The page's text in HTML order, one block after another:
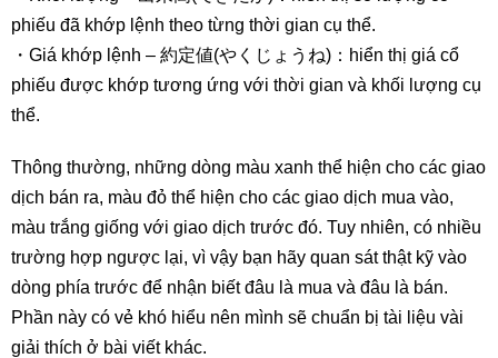
phiếu đã khớp lệnh theo từng thời gian cụ thể.
・Giá khớp lệnh – 約定値(やくじょうね)：hiển thị giá cổ
phiếu được khớp tương ứng với thời gian và khối lượng cụ
thể.
Thông thường, những dòng màu xanh thể hiện cho các giao
dịch bán ra, màu đỏ thể hiện cho các giao dịch mua vào,
màu trắng giống với giao dịch trước đó. Tuy nhiên, có nhiều
trường hợp ngược lại, vì vậy bạn hãy quan sát thật kỹ vào
dòng phía trước để nhận biết đâu là mua và đâu là bán.
Phần này có vẻ khó hiểu nên mình sẽ chuẩn bị tài liệu vài
giải thích ở bài viết khác.